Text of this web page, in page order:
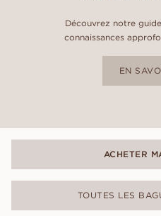
Découvrez notre
connaissances
EN
ACHETER
TOUTES LES